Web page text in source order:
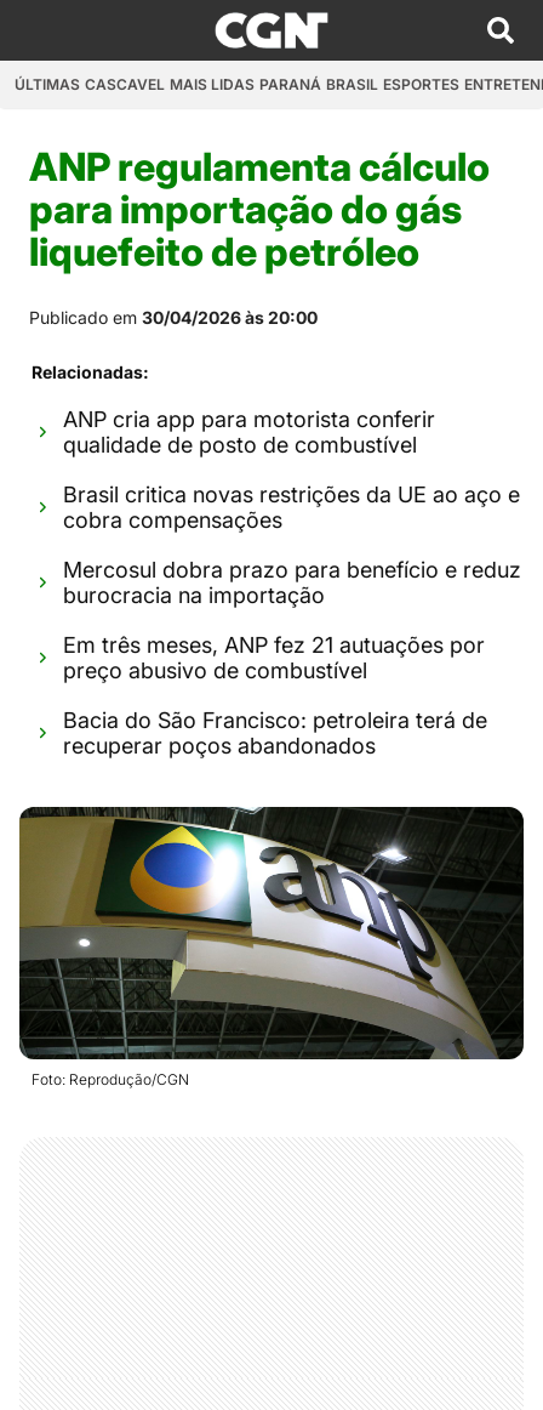
ÚLTIMAS CASCAVEL MAIS LIDAS PARANÁ BRASIL ESPORTES
ANP regulamenta cálculo
para importação do gás
liquefeito de petróleo
Publicado em 30/04/2026 às 20:00
Relacionadas:
ANP cria app para motorista conferir
qualidade de posto de combustível
Brasil critica novas restrições da UE ao aço e
cobra compensações
Mercosul dobra prazo para benefício e reduz
burocracia na importação
Em três meses, ANP fez 21 autuações por
preço abusivo de combustível
Bacia do São Francisco: petroleira terá de
recuperar poços abandonados
Foto: Reprodução/CGN